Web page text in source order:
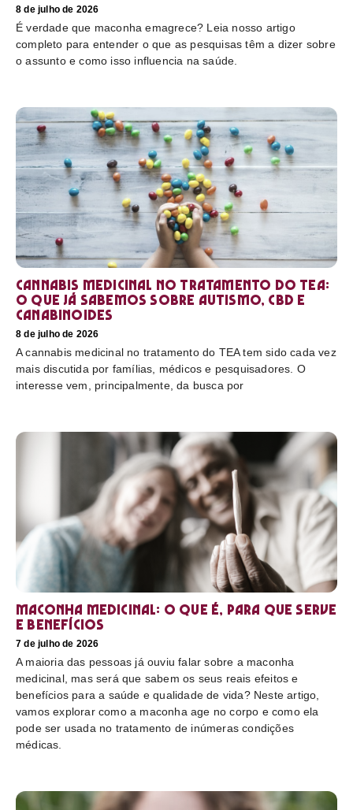
8 de julho de 2026
É verdade que maconha emagrece? Leia nosso artigo
completo para entender o que as pesquisas têm a dizer sobre
o assunto e como isso influencia na saúde.
Cannabis medicinal no tratamento do TEA:
o que já sabemos sobre autismo, CBD e
canabinoides
8 de julho de 2026
A cannabis medicinal no tratamento do TEA tem sido cada vez
mais discutida por famílias, médicos e pesquisadores. O
interesse vem, principalmente, da busca por
Maconha medicinal: O que é, para que serve
e benefícios
7 de julho de 2026
A maioria das pessoas já ouviu falar sobre a maconha
medicinal, mas será que sabem os seus reais efeitos e
benefícios para a saúde e qualidade de vida? Neste artigo,
vamos explorar como a maconha age no corpo e como ela
pode ser usada no tratamento de inúmeras condições
médicas.